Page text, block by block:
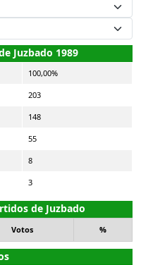
Juzbado 1989
100,00%
203
148
55
8
3
de Juzbado
Votos %